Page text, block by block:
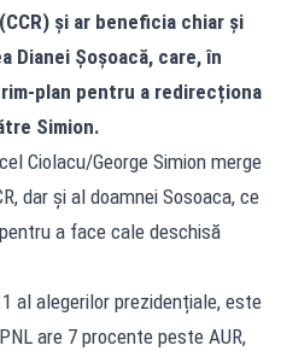
și ar beneficia chiar și
Dianei Șoșoacă, care, în
plan pentru a redirecționa
Simion.
Ciolacu/George Simion merge
dar și al doamnei Sosoaca, ce
a face cale deschisă
al alegerilor prezidențiale, este
are 7 procente peste AUR,